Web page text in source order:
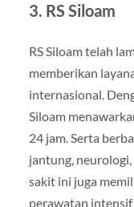
3. RS Siloam
RS Siloam telah
memberikan
internasional.
Siloam
24 jam. Serta
jantung,
sakit ini juga
perawatan